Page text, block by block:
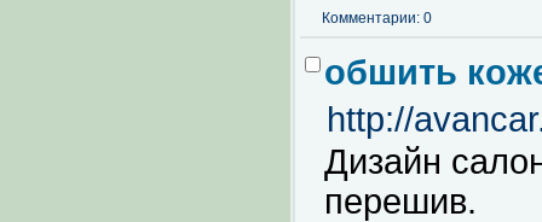
Комментарии: 0
обшить
http://
Дизайн
перешив.